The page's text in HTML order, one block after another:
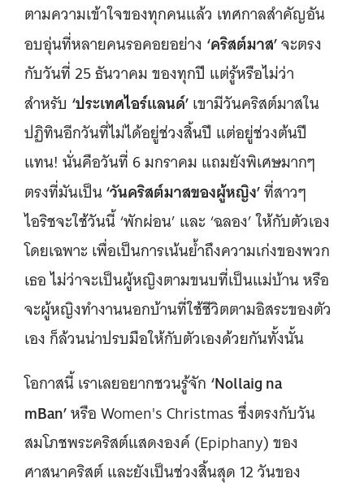
ตามความเข้าใจของทุกคนแล้ว เทศกาลสำคัญอัน
อบอุ่นที่หลายคนรอคอยอย่าง ‘คริสต์มาส’จะตรง
กับวันที่ 25 ธันวาคม ของทุกปี แต่รู้หรือไม่ว่า
สำหรับ ‘ประเทศไอร์แลนด์’เขามีวันคริสต์มาสใน
ปฏิทินอีกวันที่ไม่ได้อยู่ช่วงสิ้นปี แต่อยู่ช่วงต้นปี
แทน! นั่นคือวันที่ 6 มกราคม แถมยังพิเศษมากๆ
ตรงที่มันเป็น‘วันคริสต์มาสของผู้หญิง’ที่สาวๆ
ไอริชจะใช้วันนี้ ‘พักผ่อน’ และ ‘ฉลอง’ ให้กับตัวเอง
โดยเฉพาะ เพื่อเป็นการเน้นย้ำถึงความเก่งของพวก
เธอ ไม่ว่าจะเป็นผู้หญิงตามขนบที่เป็นแม่บ้าน หรือ
จะผู้หญิงทำงานนอกบ้านที่ใช้ชีวิตตามอิสระของตัว
เอง ก็ล้วนน่าปรบมือให้กับตัวเองด้วยกันทั้งนั้น
โอกาสนี้ เราเลยอยากชวนรู้จัก ‘Nollaig na
mBan’หรือ Women's Christmas ซึ่งตรงกับวัน
สมโภชพระคริสต์แสดงองค์ (Epiphany) ของ
ศาสนาคริสต์ และยังเป็นช่วงสิ้นสุด 12 วันของ